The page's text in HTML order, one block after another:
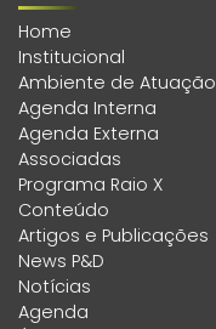
Home
Institucional
Ambiente de Atuação
Agenda Interna
Agenda Externa
Associadas
Programa Raio X
Conteúdo
Artigos e Publicações
News P&D
Notícias
Agenda